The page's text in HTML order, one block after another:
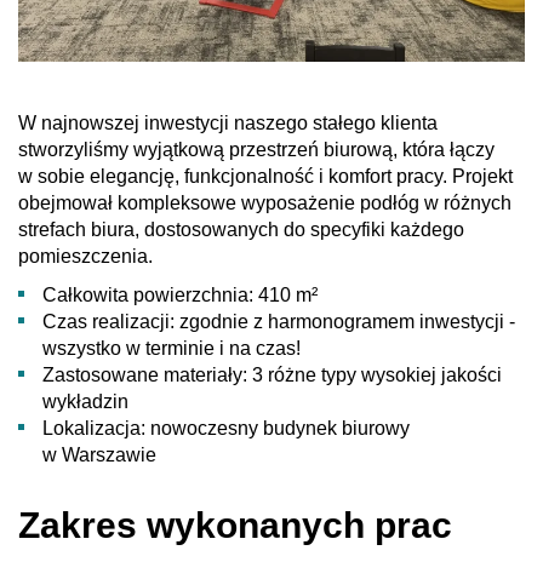
W najnowszej inwestycji naszego stałego klienta
stworzyliśmy wyjątkową przestrzeń biurową, która łączy
w sobie elegancję, funkcjonalność i komfort pracy. Projekt
obejmował kompleksowe wyposażenie podłóg w różnych
strefach biura, dostosowanych do specyfiki każdego
pomieszczenia.
Całkowita powierzchnia: 410 m²
Czas realizacji: zgodnie z harmonogramem inwestycji -
wszystko w terminie i na czas!
Zastosowane materiały: 3 różne typy wysokiej jakości
wykładzin
Lokalizacja: nowoczesny budynek biurowy
w Warszawie
Zakres wykonanych prac